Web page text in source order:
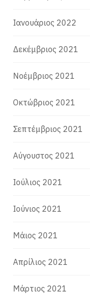
Ιανουάριος 2022
Δεκέμβριος 2021
Νοέμβριος 2021
Οκτώβριος 2021
Σεπτέμβριος 2021
Αύγουστος 2021
Ιούλιος 2021
Ιούνιος 2021
Μάιος 2021
Απρίλιος 2021
Μάρτιος 2021